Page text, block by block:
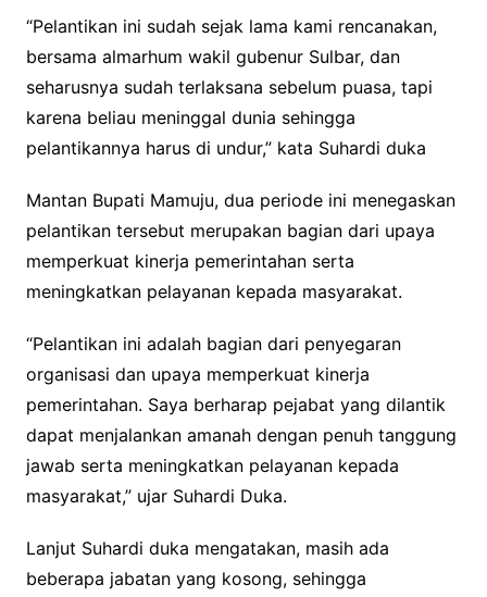
“Pelantikan ini sudah sejak lama kami rencanakan,
bersama almarhum wakil gubenur Sulbar, dan
seharusnya sudah terlaksana sebelum puasa, tapi
karena beliau meninggal dunia sehingga
pelantikannya harus di undur,” kata Suhardi duka
Mantan Bupati Mamuju, dua periode ini menegaskan
pelantikan tersebut merupakan bagian dari upaya
memperkuat kinerja pemerintahan serta
meningkatkan pelayanan kepada masyarakat.
“Pelantikan ini adalah bagian dari penyegaran
organisasi dan upaya memperkuat kinerja
pemerintahan. Saya berharap pejabat yang dilantik
dapat menjalankan amanah dengan penuh tanggung
jawab serta meningkatkan pelayanan kepada
masyarakat,” ujar Suhardi Duka.
Lanjut Suhardi duka mengatakan, masih ada
beberapa jabatan yang kosong, sehingga